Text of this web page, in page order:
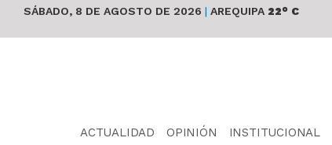
SÁBADO, 8 DE AGOSTO DE 2026 | AREQUIPA 22° C
ACTUALIDAD OPINIÓN INSTITUCIONAL